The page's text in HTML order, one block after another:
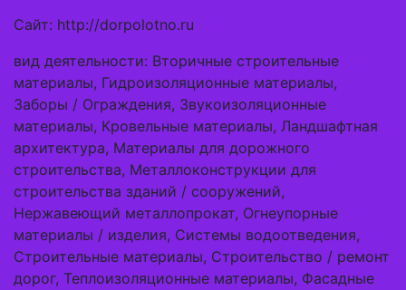
Сайт: http://dorpolotno.ru
вид деятельности: Вторичные строительные
материалы, Гидроизоляционные материалы,
Заборы / Ограждения, Звукоизоляционные
материалы, Кровельные материалы, Ландшафтная
архитектура, Материалы для дорожного
строительства, Металлоконструкции для
строительства зданий / сооружений,
Нержавеющий металлопрокат, Огнеупорные
материалы / изделия, Системы водоотведения,
Строительные материалы, Строительство / ремонт
дорог, Теплоизоляционные материалы, Фасадные